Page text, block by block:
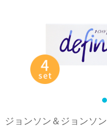
ジョンソン＆ジョンソン